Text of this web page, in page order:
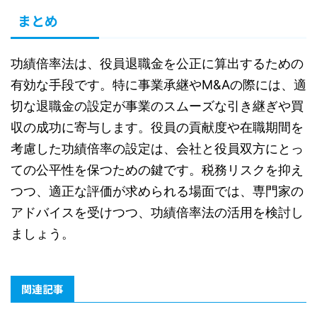
まとめ
功績倍率法は、役員退職金を公正に算出するための
有効な手段です。特に事業承継やM&Aの際には、適
切な退職金の設定が事業のスムーズな引き継ぎや買
収の成功に寄与します。役員の貢献度や在職期間を
考慮した功績倍率の設定は、会社と役員双方にとっ
ての公平性を保つための鍵です。税務リスクを抑え
つつ、適正な評価が求められる場面では、専門家の
アドバイスを受けつつ、功績倍率法の活用を検討し
ましょう。
関連記事